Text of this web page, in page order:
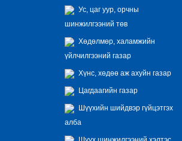
Ус, цаг уур, орчны
шинжилгээний төв
Хөдөлмөр, халамжийн
үйлчилгээний газар
Хүнс, хөдөө аж ахуйн газар
Цагдаагийн газар
Шүүхийн шийдвэр гүйцэтгэх
алба